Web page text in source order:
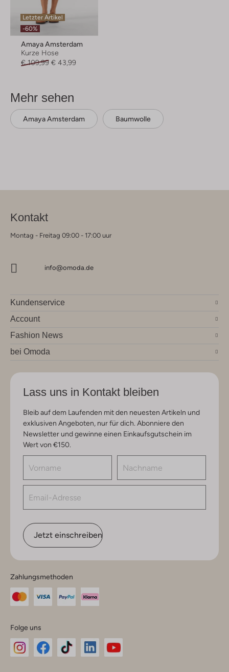
Letzter Artikel
-60%
Amaya Amsterdam
Kurze Hose
€ 109,99 € 43,99
Mehr sehen
Amaya Amsterdam Baumwolle
Kontakt
Montag - Freitag 09:00 - 17:00 uur
info@omoda.de
Kundenservice
Account
Fashion News
bei Omoda
Lass uns in Kontakt bleiben
Bleib auf dem Laufenden mit den neuesten Artikeln und
exklusiven Angeboten, nur für dich. Abonniere den
Newsletter und gewinne einen Einkaufsgutschein im
Wert von €150.
Jetzt einschreiben
Zahlungsmethoden
Folge uns